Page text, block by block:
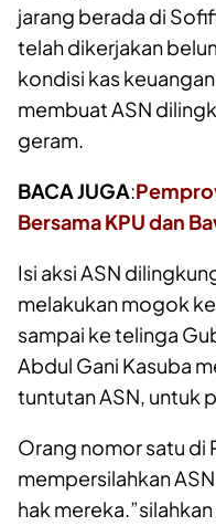
jarang berada di
telah dikerjakan
kondisi kas
membuat ASN
geram.
BACA JUGA:
Bersama KPU dan
Isi aksi ASN
melakukan mogok
sampai ke telinga
Abdul Gani Kasuba
tuntutan ASN, untuk
Orang nomor satu di
mempersilahkan
hak